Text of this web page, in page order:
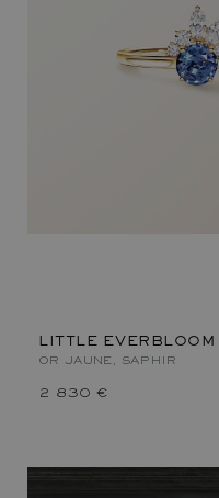
LITTLE EVERBLOOM
OR JAUNE, SAPHIR
2 830 €